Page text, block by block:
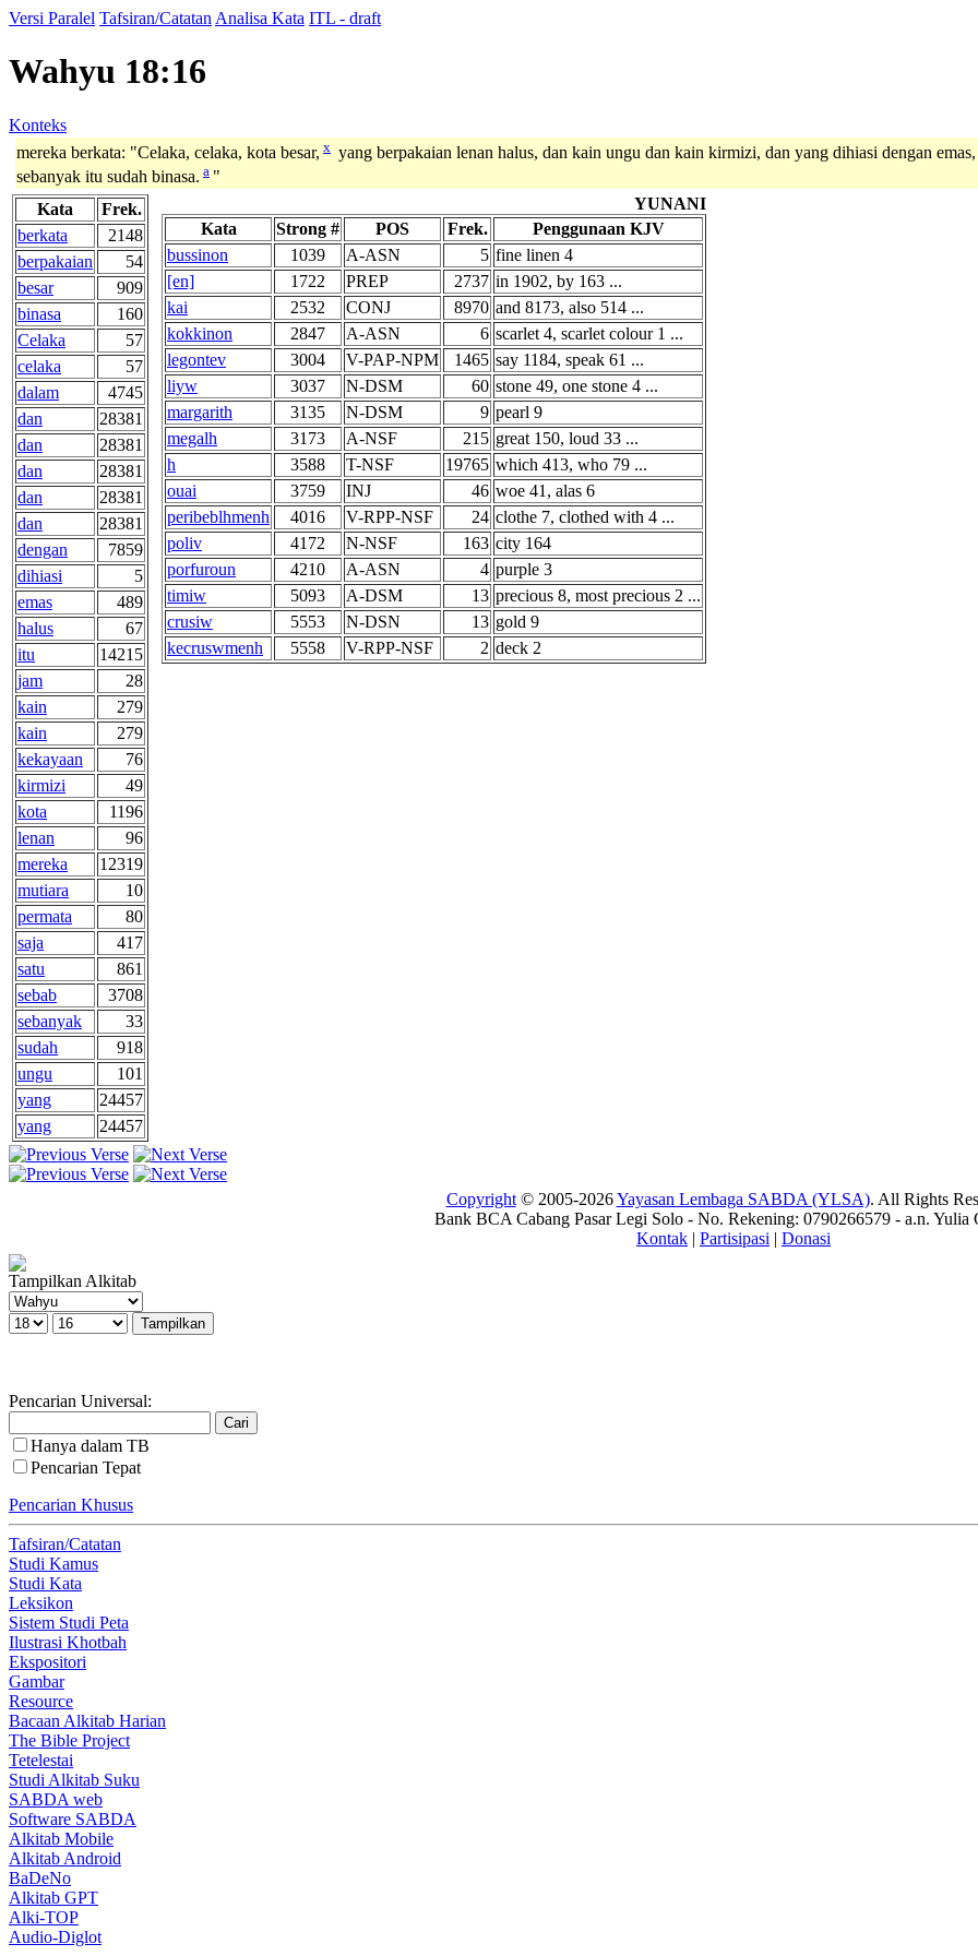
Versi Paralel Tafsiran/Catatan Analisa Kata ITL - draft
Wahyu 18:16
Konteks
mereka berkata: "Celaka, celaka, kota besar, x yang berpakaian lenan halus, dan kain ungu dan kain kirmizi, dan yang dihiasi dengan
sebanyak itu sudah binasa. a "
Kata
Frek.
berkata
2148
berpakaian
54
besar
909
binasa
160
Celaka
57
celaka
57
dalam
4745
dan
28381
dan
28381
dan
28381
dan
28381
dan
28381
dengan
7859
dihiasi
5
emas
489
halus
67
itu
14215
jam
28
kain
279
kain
279
kekayaan
76
kirmizi
49
kota
1196
lenan
96
mereka
12319
mutiara
10
permata
80
saja
417
satu
861
sebab
3708
sebanyak
33
sudah
918
ungu
101
yang
24457
yang
24457
YUNANI
Kata
Strong # POS Frek.
Penggunaan KJV
bussinon
1039 A-ASN 5 fine linen 4
[en]
1722 PREP 2737 in 1902, by 163 ...
kai
2532 CONJ 8970 and 8173, also 514 ...
kokkinon
2847 A-ASN 6 scarlet 4, scarlet colour 1 ...
legontev
3004 V-PAP-NPM 1465 say 1184, speak 61 ...
liyw
3037 N-DSM 60 stone 49, one stone 4 ...
margarith
3135 N-DSM 9 pearl 9
megalh
3173 A-NSF 215 great 150, loud 33 ...
h
3588 T-NSF 19765 which 413, who 79 ...
ouai
3759 INJ 46 woe 41, alas 6
peribeblhmenh
4016 V-RPP-NSF 24 clothe 7, clothed with 4 ...
poliv
4172 N-NSF 163 city 164
porfuroun
4210 A-ASN 4 purple 3
timiw
5093 A-DSM 13 precious 8, most precious 2 ...
crusiw
5553 N-DSN 13 gold 9
kecruswmenh
5558 V-RPP-NSF 2 deck 2
Copyright© 2005-2026Yayasan Lembaga SABDA (YLSA). All Rights
Bank BCA Cabang Pasar Legi Solo - No. Rekening: 0790266579 - a.n. Yulia
Kontak | Partisipasi | Donasi
Tampilkan Alkitab
Pencarian Universal:
Hanya dalam TB
Pencarian Tepat
Pencarian Khusus
Tafsiran/Catatan
Studi Kamus
Studi Kata
Leksikon
Sistem Studi Peta
Ilustrasi Khotbah
Ekspositori
Gambar
Resource
Bacaan Alkitab Harian
The Bible Project
Tetelestai
Studi Alkitab Suku
SABDA web
Software SABDA
Alkitab Mobile
Alkitab Android
BaDeNo
Alkitab GPT
Alki-TOP
Audio-Diglot